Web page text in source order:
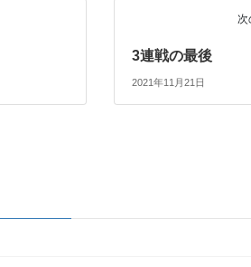
次
3連戦の最後
2021年11月21日